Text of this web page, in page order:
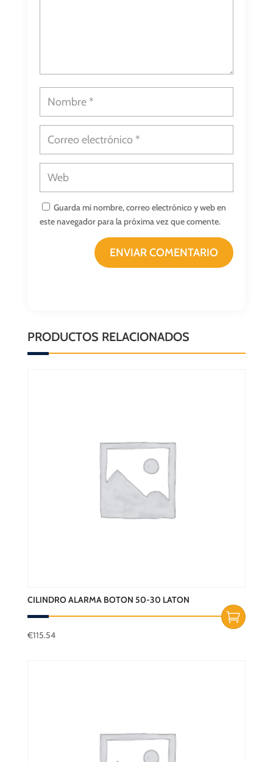
Guarda mi nombre, correo electrónico y web en
este navegador para la próxima vez que comente.
ENVIAR COMENTARIO
PRODUCTOS RELACIONADOS
CILINDRO ALARMA BOTON 50-30 LATON
€115.54